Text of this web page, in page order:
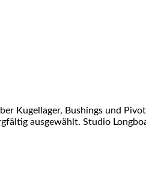
Kugellager, Bushings und
ausgewählt. Studio